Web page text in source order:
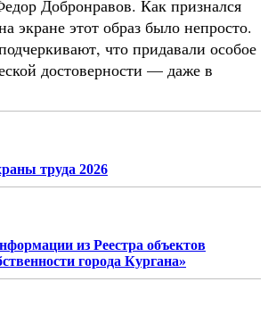
Добронравов. Как признался
экране этот образ было непросто.
что придавали особое
достоверности — даже в
труда 2026
из Реестра объектов
города Кургана»